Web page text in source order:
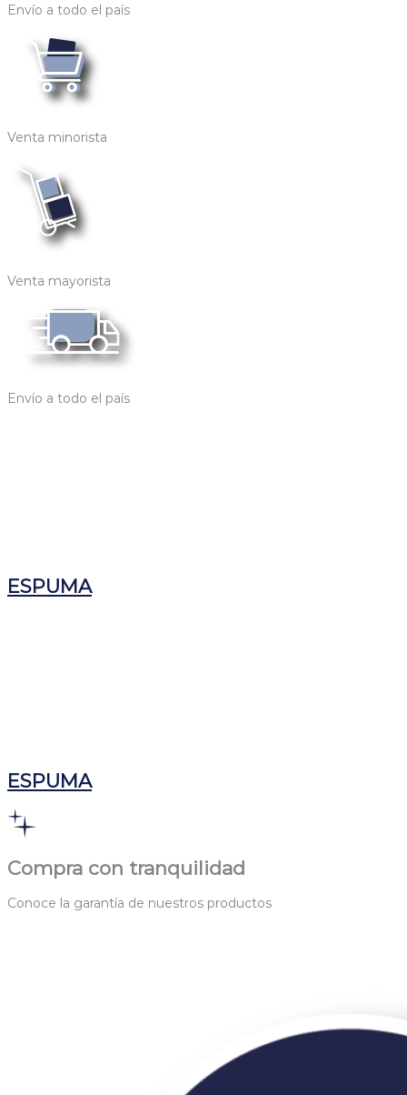
Envío a todo el país
Venta minorista
Venta mayorista
Envío a todo el país
ESPUMA
ESPUMA
Compra con tranquilidad
Conoce la garantía de nuestros productos